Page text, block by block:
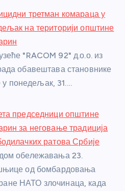
третман комараца у
на територији општине
"RACOM 92" д.о.о. из
обавештава становнике
понедељак, 31.…
председници општине
за неговање традиција
ратова Србије
обележавања 23.
од бомбардовања
НАТО злочинаца, када